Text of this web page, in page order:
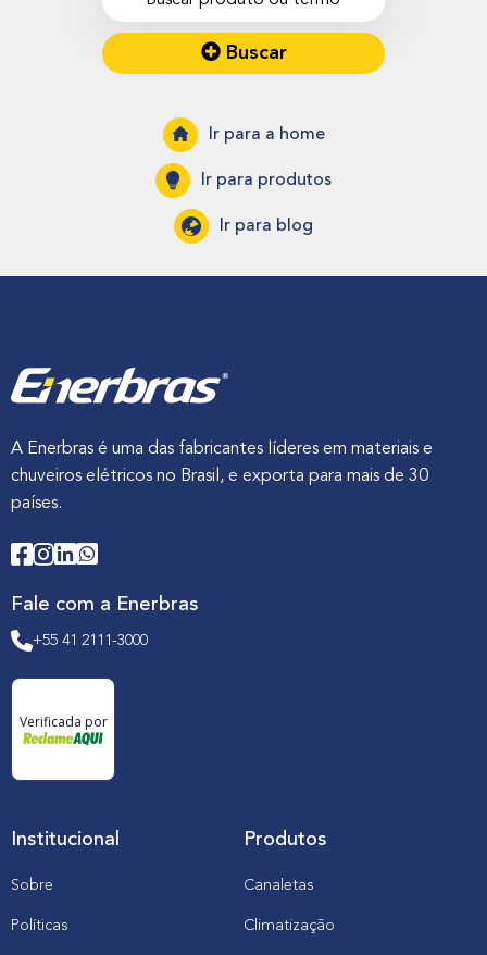
Buscar
Ir para a home
Ir para produtos
Ir para blog
A Enerbras é uma das fabricantes líderes em materiais e
chuveiros elétricos no Brasil, e exporta para mais de 30
países.
Fale com a Enerbras
+55 41 2111-3000
Verificada por
Institucional
Sobre
Políticas
Produtos
Canaletas
Climatização